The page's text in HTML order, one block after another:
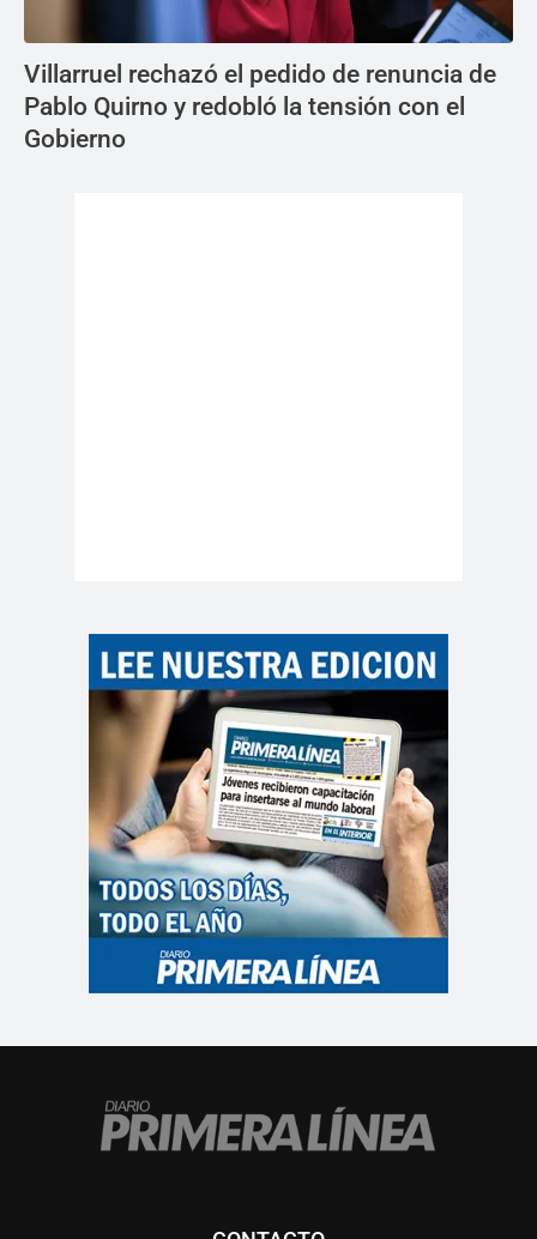
Villarruel rechazó el pedido de renuncia de
Pablo Quirno y redobló la tensión con el
Gobierno